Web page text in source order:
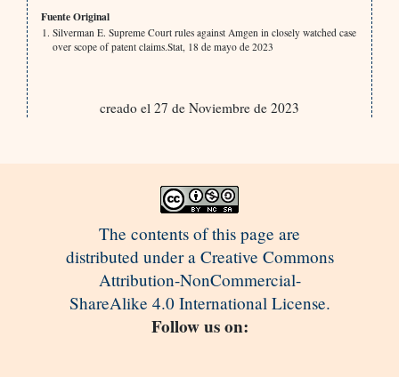
Fuente Original
Silverman E. Supreme Court rules against Amgen in closely watched case
over scope of patent claims.Stat, 18 de mayo de 2023
creado el 27 de Noviembre de 2023
The contents of this page are
distributed under a Creative Commons
Attribution-NonCommercial-
ShareAlike 4.0 International License.
Follow us on: